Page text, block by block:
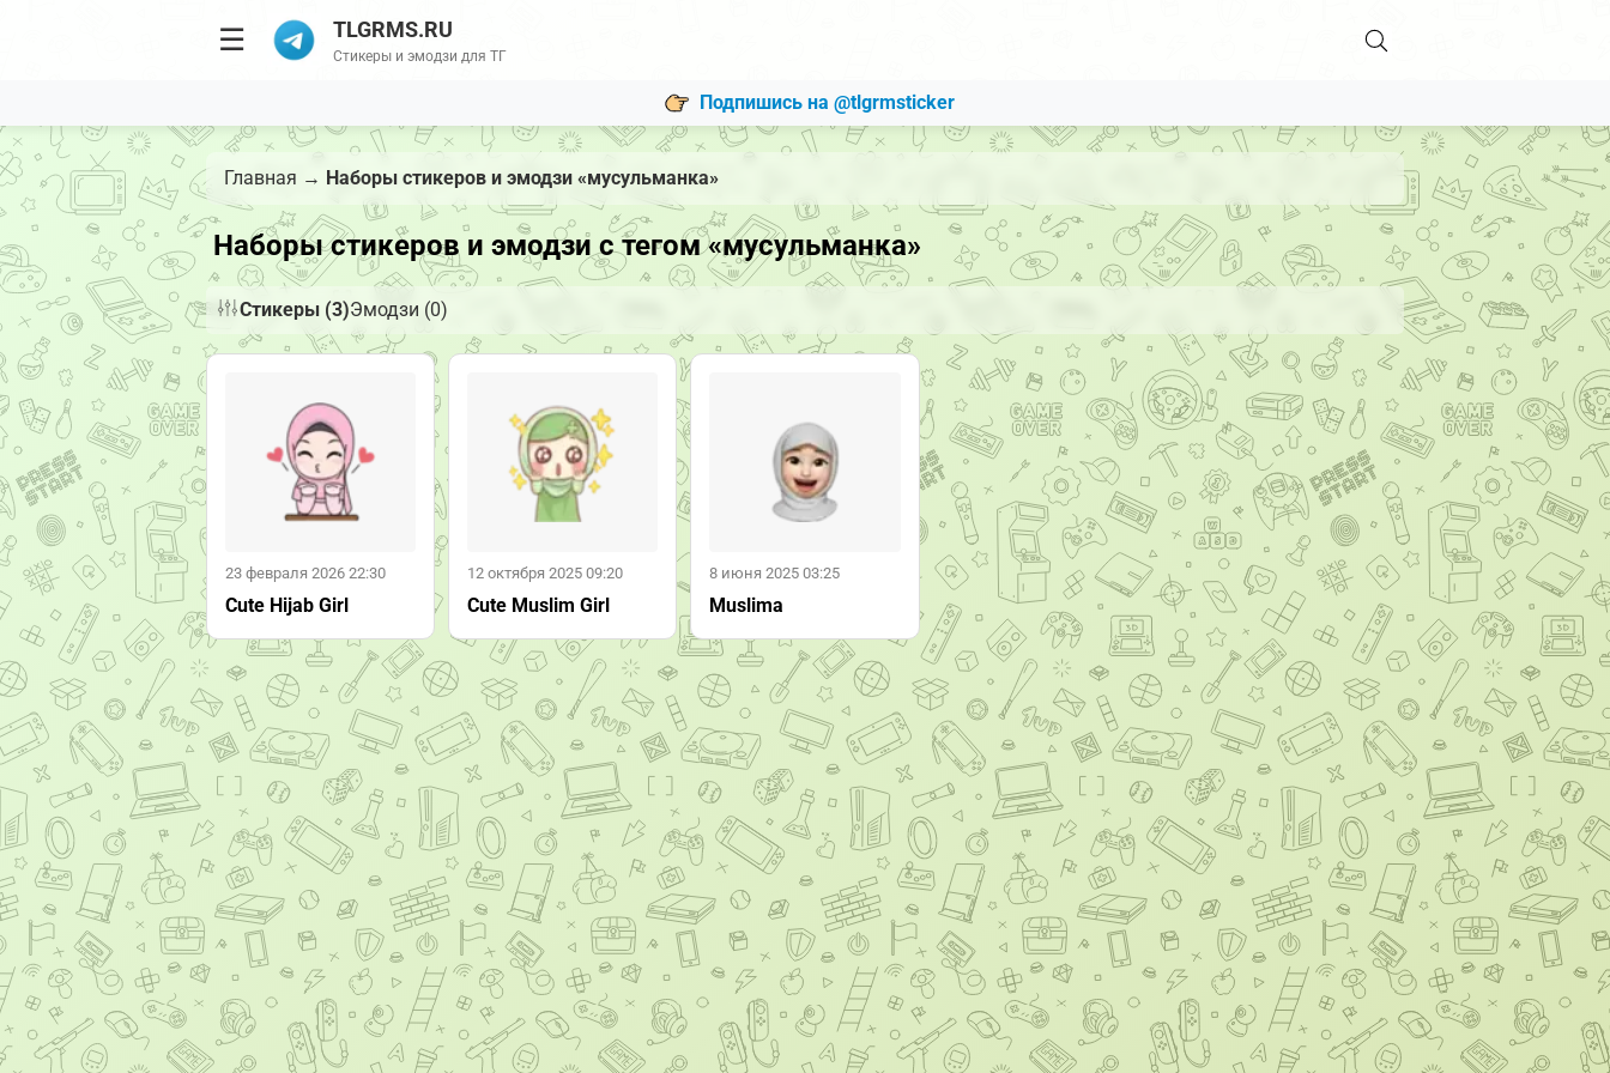
☰ TLGRMS.RU
Стикеры и эмодзи для ТГ
Подпишись на @tlgrmsticker
Главная → Наборы стикеров и эмодзи «мусульманка»
Наборы стикеров и эмодзи с тегом «мусульманка»
Стикеры (3)Эмодзи (0)
23 февраля 2026 22:30
Cute Hijab Girl
12 октября 2025 09:20
Cute Muslim Girl
8 июня 2025 03:25
Muslima